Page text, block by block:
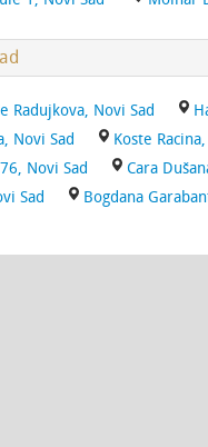
Radujkova, Novi Sad
Novi Sad Koste
Novi Sad Cara
Sad Bogdana